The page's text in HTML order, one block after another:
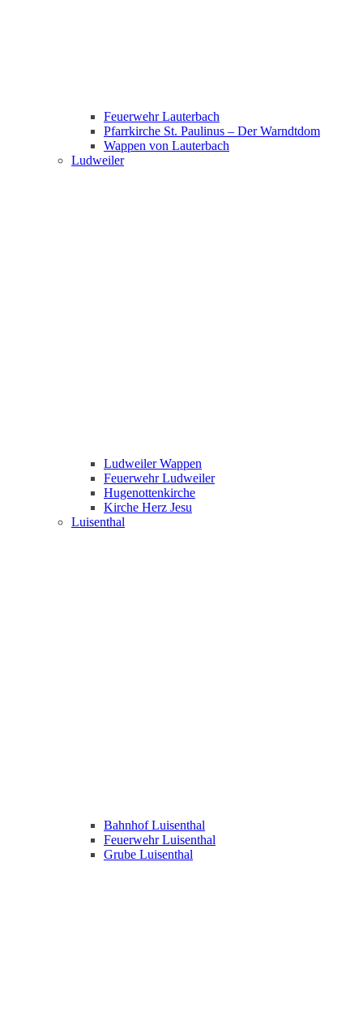
Feuerwehr Lauterbach
Pfarrkirche St. Paulinus – Der Warndtdom
Wappen von Lauterbach
Ludweiler
Ludweiler Wappen
Feuerwehr Ludweiler
Hugenottenkirche
Kirche Herz Jesu
Luisenthal
Bahnhof Luisenthal
Feuerwehr Luisenthal
Grube Luisenthal